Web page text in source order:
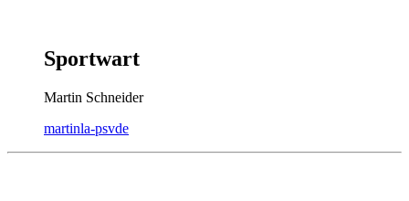
Sportwart
Martin Schneider
martinla-psvde